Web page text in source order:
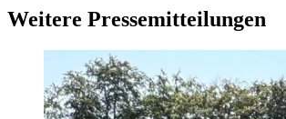
Weitere Pressemitteilungen